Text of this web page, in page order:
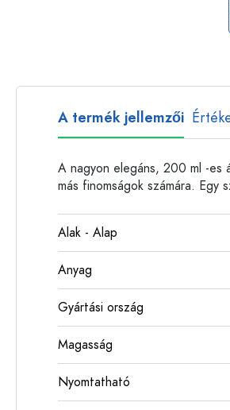
A termék jellemzői
A nagyon elegáns, 200 ml -es
más finomságok számára. Egy
Alak - Alap
Anyag
Gyártási ország
Magasság
Nyomtatható